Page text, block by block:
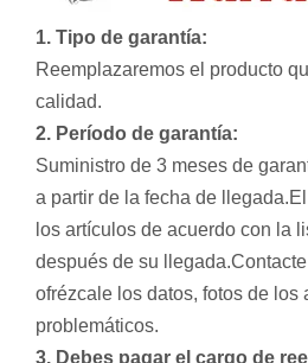
1. Tipo de garantía:
Reemplazaremos el producto
calidad.
2. Período de garantía:
Suministro de 3 meses de
a partir de la fecha de
los artículos de acuerdo con la
después de su
ofrézcale los datos, fotos de los
problemáticos.
3. Debes pagar el cargo de